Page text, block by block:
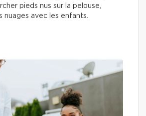
pieds nus sur la pelouse,
nuages avec les enfants.